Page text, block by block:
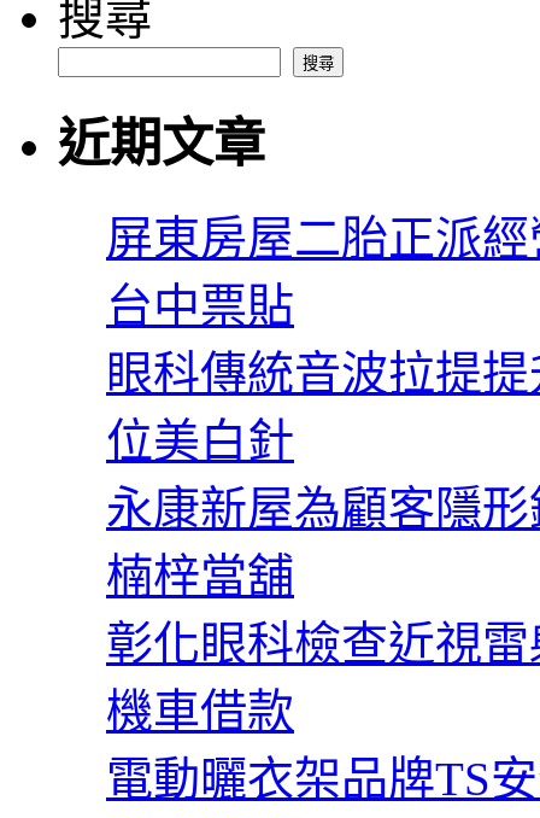
搜尋
搜尋
近期文章
屏東房屋二胎正派
台中票貼
眼科傳統音波拉提
位美白針
永康新屋為顧客隱
楠梓當舖
彰化眼科檢查近視
機車借款
電動曬衣架品牌TS